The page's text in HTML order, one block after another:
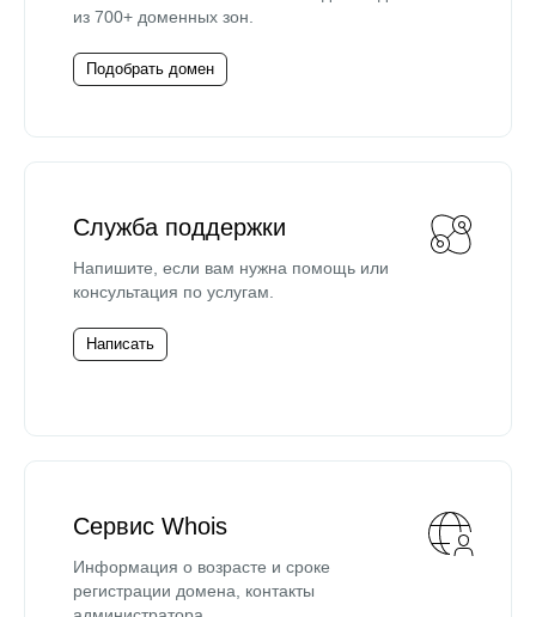
из 700+ доменных зон.
Подобрать домен
Служба поддержки
Напишите, если вам нужна помощь или
консультация по услугам.
Написать
Сервис Whois
Информация о возрасте и сроке
регистрации домена, контакты